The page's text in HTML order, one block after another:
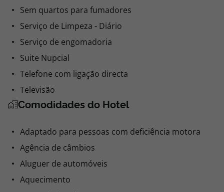
Sem quartos para fumadores
Serviço de Limpeza - Diário
Serviço de engomadoria
Suite Nupcial
Telefone com ligação directa
Televisão
Comodidades do Hotel
Adaptado para pessoas com deficiência motora
Agência de câmbios
Aluguer de automóveis
Aquecimento